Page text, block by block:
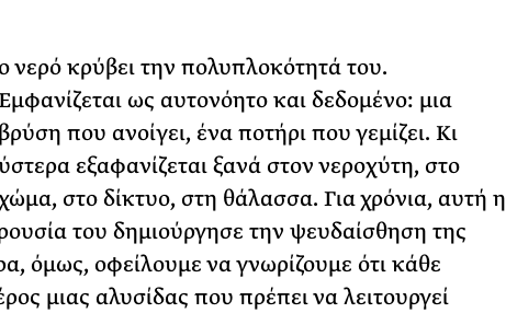
νερό κρύβει την πολυπλοκότητά του.
ως αυτονόητο και δεδομένο: μια
βρύση που ανοίγει, ένα ποτήρι που γεμίζει. Κι
εξαφανίζεται ξανά στον νεροχύτη, στο
στο δίκτυο, στη θάλασσα. Για χρόνια, αυτή η
του δημιούργησε την ψευδαίσθηση της
όμως, οφείλουμε να γνωρίζουμε ότι κάθε
μιας αλυσίδας που πρέπει να λειτουργεί
Ακόμη Αρχίσει
ΡΙΑ ΣΠΥΡΟΥ